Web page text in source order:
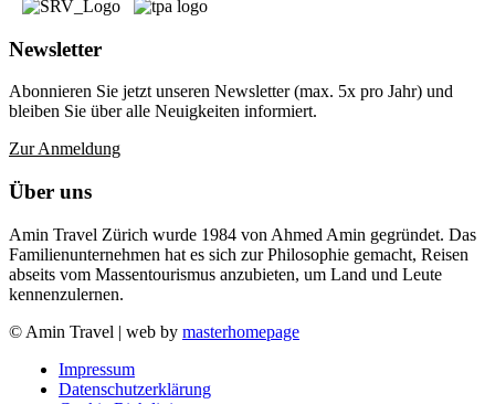
Newsletter
Abonnieren Sie jetzt unseren Newsletter (max. 5x pro Jahr) und
bleiben Sie über alle Neuigkeiten informiert.
Zur Anmeldung
Über uns
Amin Travel Zürich wurde 1984 von Ahmed Amin gegründet. Das
Familienunternehmen hat es sich zur Philosophie gemacht, Reisen
abseits vom Massentourismus anzubieten, um Land und Leute
kennenzulernen.
© Amin Travel | web by masterhomepage
Impressum
Datenschutzerklärung